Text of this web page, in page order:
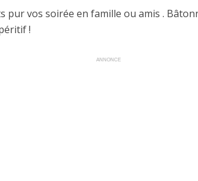
pur vos soirée en famille ou amis .
!
ANNONCE